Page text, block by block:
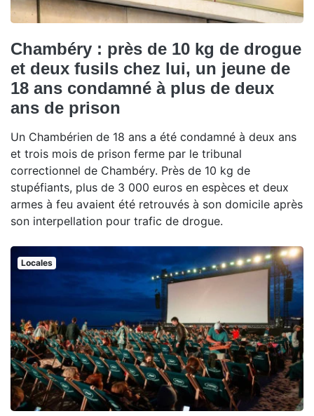
Chambéry : près de 10 kg de drogue
et deux fusils chez lui, un jeune de
18 ans condamné à plus de deux
ans de prison
Un Chambérien de 18 ans a été condamné à deux ans
et trois mois de prison ferme par le tribunal
correctionnel de Chambéry. Près de 10 kg de
stupéfiants, plus de 3 000 euros en espèces et deux
armes à feu avaient été retrouvés à son domicile après
son interpellation pour trafic de drogue.
Locales